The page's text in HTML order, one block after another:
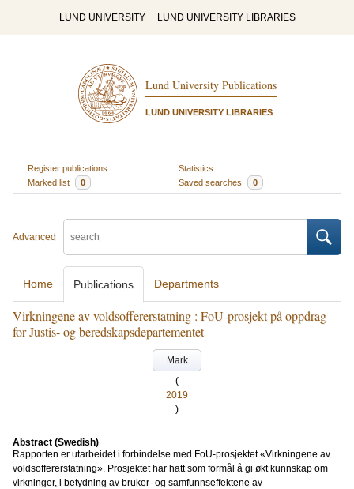
LUND UNIVERSITY LUND UNIVERSITY LIBRARIES
Lund University Publications
LUND UNIVERSITY LIBRARIES
Register publications
Statistics
Marked list
0 Saved searches 0
Advanced
Home Publications Departments
Virkningene av voldsoffererstatning : FoU-prosjekt på oppdrag
for Justis- og beredskapsdepartementet
Mark
(
2019
)
Abstract (Swedish)
Rapporten er utarbeidet i forbindelse med FoU-prosjektet «Virkningene av
voldsoffererstatning». Prosjektet har hatt som formål å gi økt kunnskap om
virkninger, i betydning av bruker- og samfunnseffektene av